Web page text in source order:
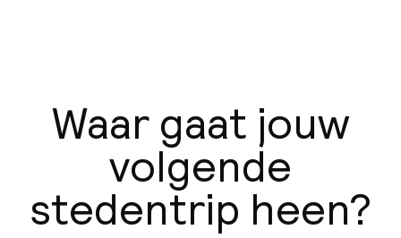
Waar gaat jouw
volgende
stedentrip heen?